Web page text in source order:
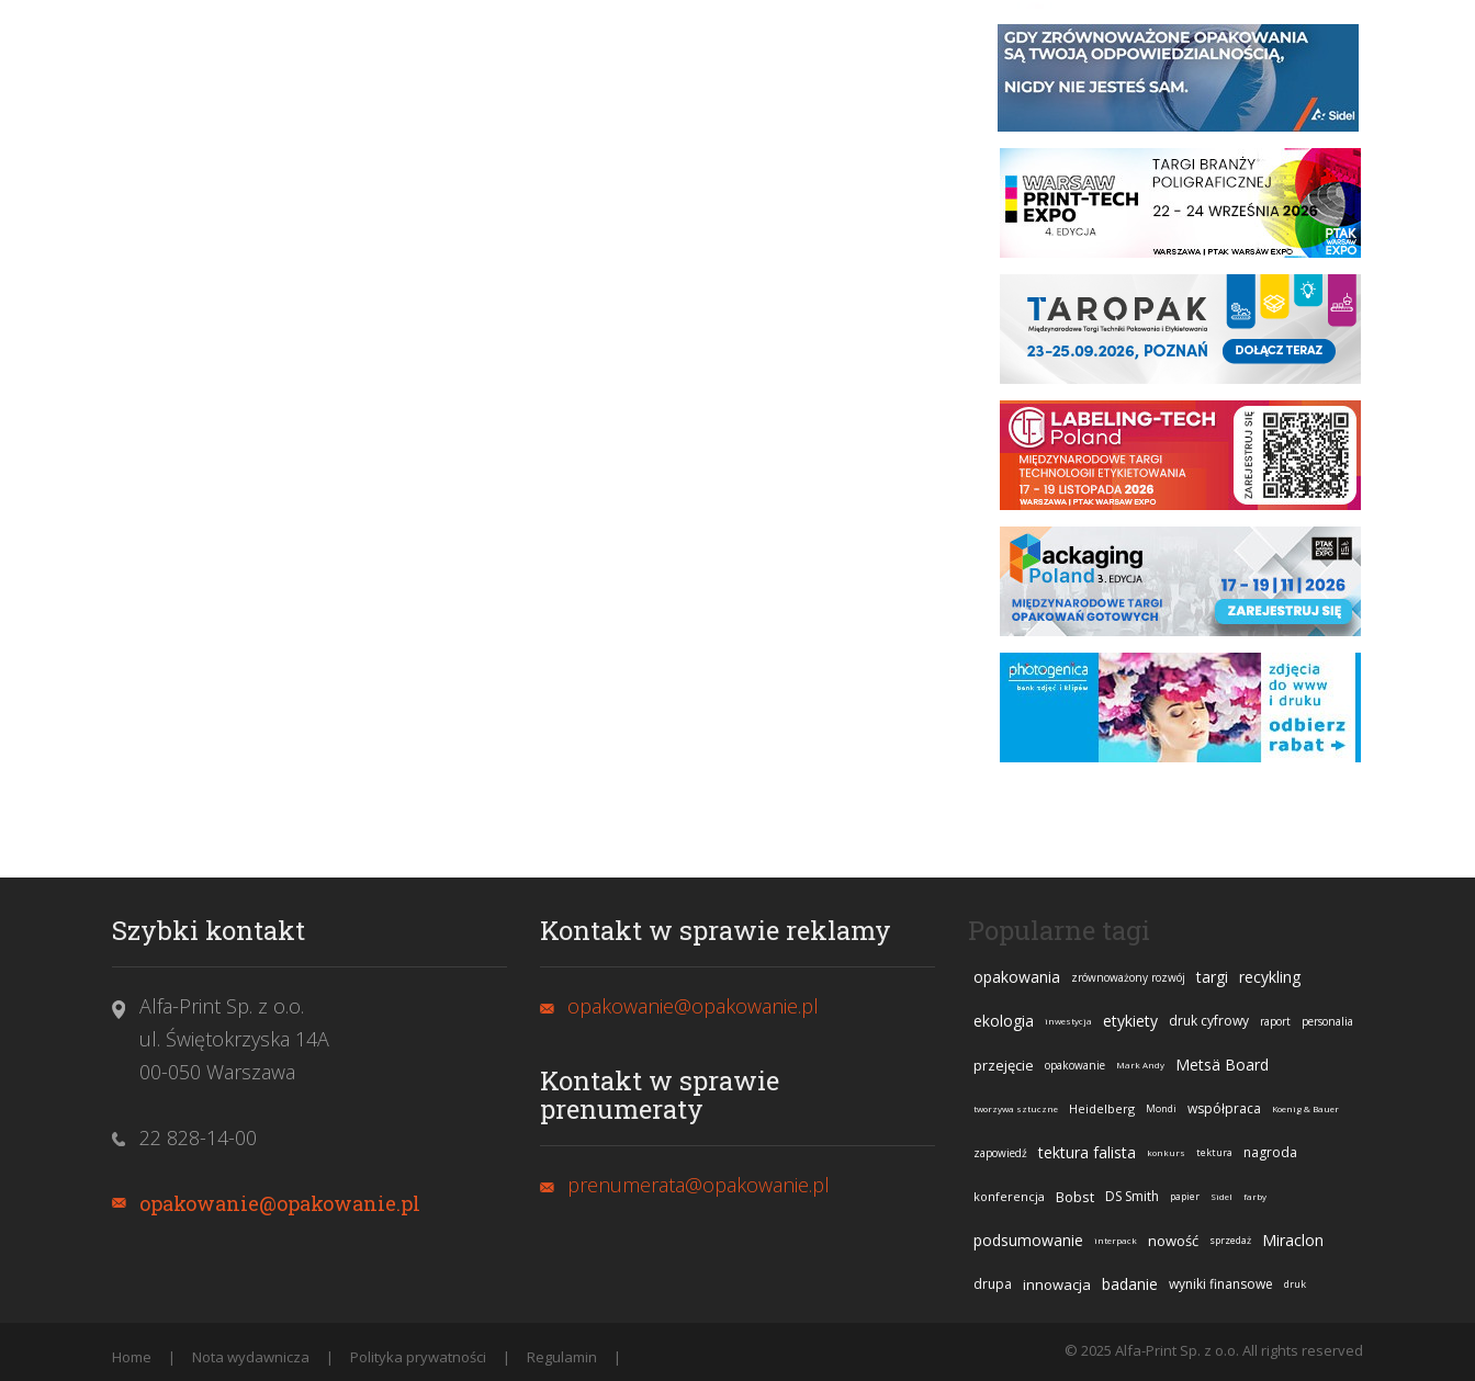
Szybki kontakt
Alfa-Print Sp. z o.o.
ul. Świętokrzyska 14A
00-050 Warszawa
22 828-14-00
opakowanie@opakowanie.pl
Kontakt w sprawie reklamy
opakowanie@opakowanie.pl
Kontakt w sprawie
prenumeraty
prenumerata@opakowanie.pl
Popularne tagi
opakowania zrównoważony rozwój targi recykling
ekologia inwestycja etykiety druk cyfrowy raport personalia
przejęcie opakowanie Mark Andy Metsä Board
tworzywa sztuczne Heidelberg Mondi współpraca Koenig & Bauer
zapowiedź tektura falista konkurs tektura nagroda
konferencja Bobst DS Smith papier Sidel farby
podsumowanie interpack nowość sprzedaż Miraclon
drupa innowacja badanie wyniki finansowe druk
Home Nota wydawnicza Polityka prywatności Regulamin © 2025 Alfa-Print Sp. z o.o. All rights reserved